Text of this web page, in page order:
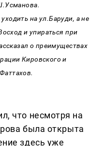
на ул.Баруди, а не
и упираться при
о преимуществах
Кировского и
что несмотря на
была открыта
здесь уже